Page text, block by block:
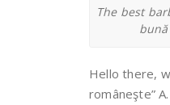
The best
Hello there,
româneşte”